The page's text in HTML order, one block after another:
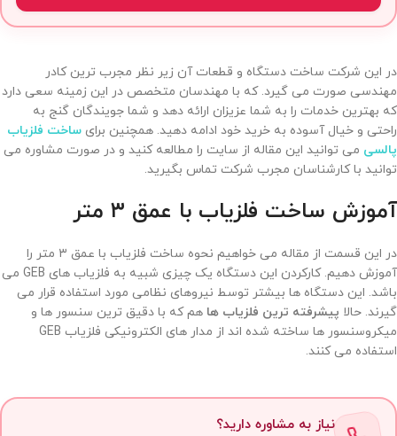
در این شرکت ساخت دستگاه و قطعات آن زیر نظر مجرب ترین کادر
مهندسی صورت می گیرد. که با مهندسان متخصص در این زمینه سعی دارد
که بهترین خدمات را به شما عزیزان ارائه دهد و شما جویندگان گنج به
راحتی و خیال آسوده به خرید خود ادامه دهید. همچنین برای ساخت فلزیاب
پالسی می توانید این مقاله از سایت را مطالعه کنید و در صورت مشاوره می
توانید با کارشناسان مجرب شرکت تماس بگیرید.
آموزش ساخت فلزیاب با عمق ۳ متر
در این قسمت از مقاله می خواهیم نحوه ساخت فلزیاب با عمق ۳ متر را
آموزش دهیم. کارکردن این دستگاه یک چیزی شبیه به فلزیاب های GEB می
باشد. این دستگاه ها بیشتر توسط نیروهای نظامی مورد استفاده قرار می
گیرند. حالا پیشرفته ترین فلزیاب ها هم که با دقیق ترین سنسور ها و
میکروسنسور ها ساخته شده اند از مدار های الکترونیکی فلزیاب GEB
استفاده می کنند.
نیاز به مشاوره دارید؟